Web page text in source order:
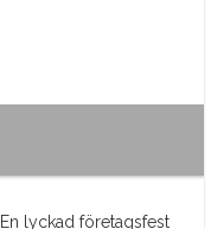
lyckad företagsfest